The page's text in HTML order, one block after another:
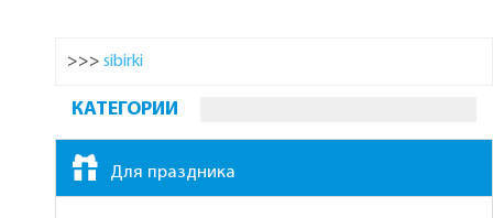
>>> sibirki
КАТЕГОРИИ
Для праздника